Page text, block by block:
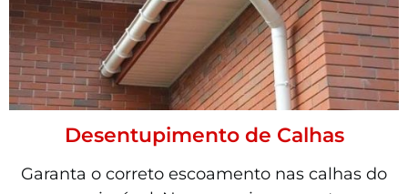
Desentupimento de Calhas
Garanta o correto escoamento nas calhas do